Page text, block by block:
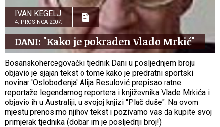
IVAN KEGELJ
4. PROSINCA 2007.
DANI: "Kako je pokraden Vlado Mrkić"
Bosanskohercegovački tjednik Dani u posljednjem broju
objavio je sjajan tekst o tome kako je predratni sportski
novinar 'Oslobođenja' Alija Resulović prepisao ratne
reportaže legendarnog reportera i književnika Vlade Mrkića i
objavio ih u Australiji, u svojoj knjizi "Plač duše". Na ovom
mjestu prenosimo njihov tekst i pozivamo vas da kupite svoj
primjerak tjednika (dobar im je posljednji broj!)